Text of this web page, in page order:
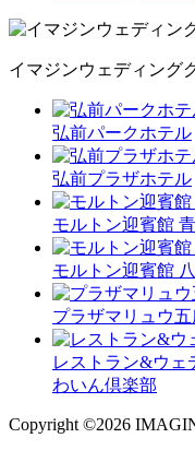
イマジンウェディン
弘前パークホテル
弘前プラザホテル
モルトン迎賓館
モルトン迎賓館
プラザマリュウ
レストラン&ウェ
わいん倶楽部
Copyright ©2026